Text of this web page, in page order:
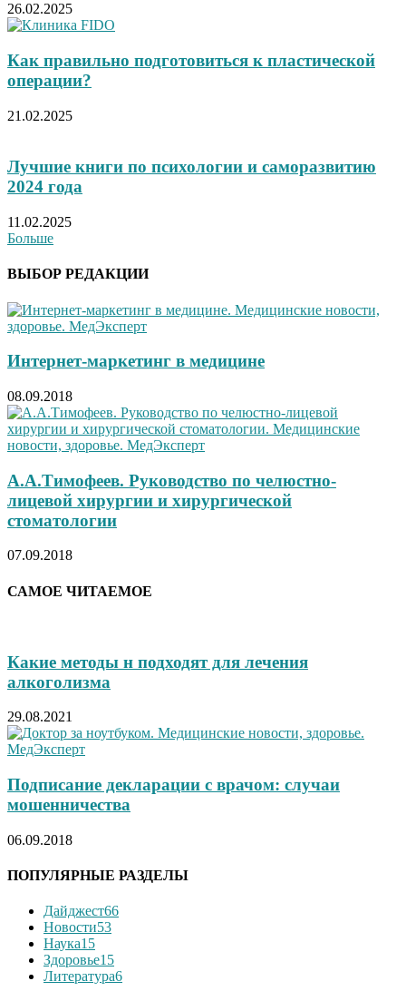
26.02.2025
Как правильно подготовиться к пластической
операции?
21.02.2025
Лучшие книги по психологии и саморазвитию
2024 года
11.02.2025
Больше
ВЫБОР РЕДАКЦИИ
Интернет-маркетинг в медицине
08.09.2018
А.А.Тимофеев. Руководство по челюстно-
лицевой хирургии и хирургической
стоматологии
07.09.2018
САМОЕ ЧИТАЕМОЕ
Какие методы н подходят для лечения
алкоголизма
29.08.2021
Подписание декларации с врачом: случаи
мошенничества
06.09.2018
ПОПУЛЯРНЫЕ РАЗДЕЛЫ
Дайджест66
Новости53
Наука15
Здоровье15
Литература6